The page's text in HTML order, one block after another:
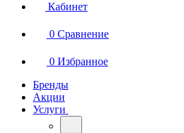
Кабинет
0 Сравнение
0 Избранное
Бренды
Акции
Услуги